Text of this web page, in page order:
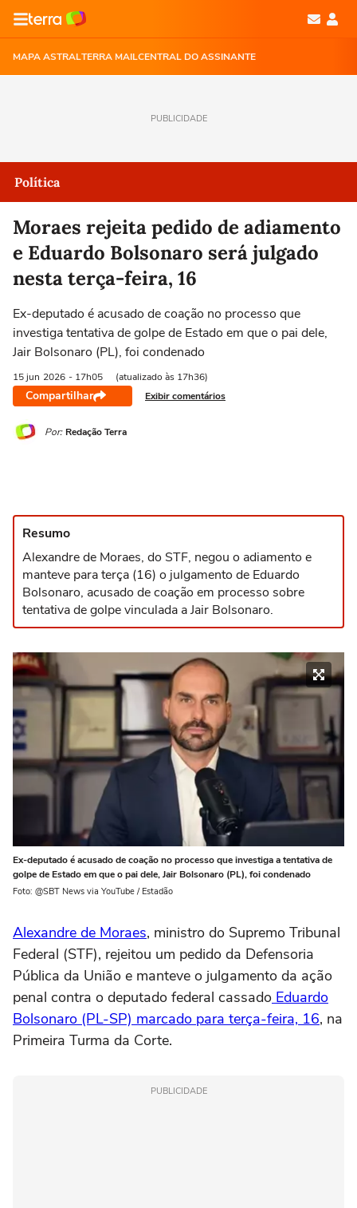
MAPA ASTRALTERRA MAILCENTRAL DO ASSINANTE
PUBLICIDADE
Política
Moraes rejeita pedido de adiamento
e Eduardo Bolsonaro será julgado
nesta terça-feira, 16
Ex-deputado é acusado de coação no processo que
investiga tentativa de golpe de Estado em que o pai dele,
Jair Bolsonaro (PL), foi condenado
15 jun 2026 - 17h05 (atualizado às 17h36)
Compartilhar Exibir comentários
Por: Redação Terra
Resumo
Alexandre de Moraes, do STF, negou o adiamento e
manteve para terça (16) o julgamento de Eduardo
Bolsonaro, acusado de coação em processo sobre
tentativa de golpe vinculada a Jair Bolsonaro.
Ex-deputado é acusado de coação no processo que investiga a tentativa de
golpe de Estado em que o pai dele, Jair Bolsonaro (PL), foi condenado
Foto: @SBT News via YouTube / Estadão
Alexandre de Moraes, ministro do Supremo Tribunal
Federal (STF), rejeitou um pedido da Defensoria
Pública da União e manteve o julgamento da ação
penal contra o deputado federal cassado Eduardo
Bolsonaro (PL-SP) marcado para terça-feira, 16, na
Primeira Turma da Corte.
PUBLICIDADE